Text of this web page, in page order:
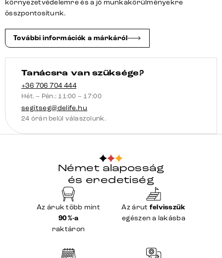
láb
jobb
környezetvédelemre és a jó munkakörülményekre
összpontosítunk.
További információk a márkáról
Tanácsra van szüksége?
+36 706 704 444
Hét. – Pén.: 11:00 – 17:00
segitseg@delife.hu
24 órán belül válaszolunk.
Német alaposság
és eredetiség
Az áruk több mint
90 %-a
raktáron
Az árut felvisszük
egészen a lakásba